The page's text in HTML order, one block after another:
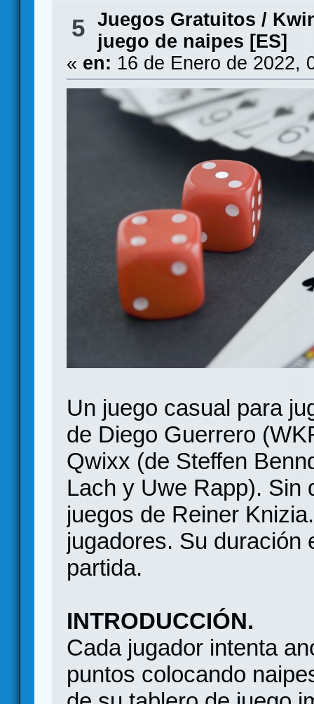
5 Juegos Gratuitos /
juego de naipes [ES]
« en: 16 de Enero de 2022,
Un juego casual para
de Diego Guerrero
Qwixx (de Steffen
Lach y Uwe Rapp). Sin
juegos de Reiner
jugadores. Su duración
partida.
INTRODUCCIÓN.
Cada jugador intenta
puntos colocando